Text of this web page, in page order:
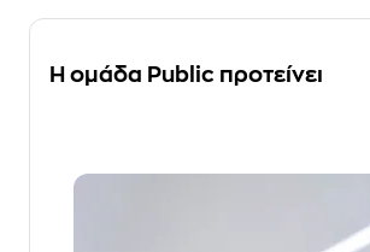
Η ομάδα Public προτείνει